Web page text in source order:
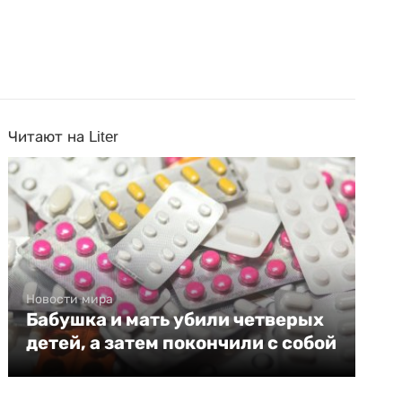
Читают на Liter
Новости мира
Бабушка и мать убили четверых
детей, а затем покончили с собой